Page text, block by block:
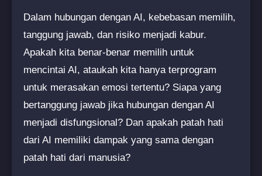
Dalam hubungan dengan AI, kebebasan memilih,
tanggung jawab, dan risiko menjadi kabur.
Apakah kita benar-benar memilih untuk
mencintai AI, ataukah kita hanya terprogram
untuk merasakan emosi tertentu? Siapa yang
bertanggung jawab jika hubungan dengan AI
menjadi disfungsional? Dan apakah patah hati
dari AI memiliki dampak yang sama dengan
patah hati dari manusia?